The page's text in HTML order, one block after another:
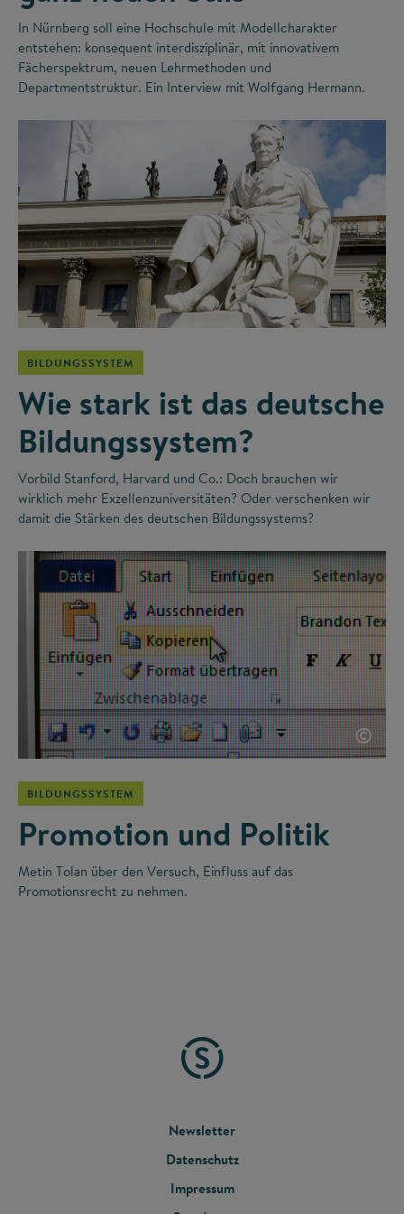
In Nürnberg soll eine Hochschule mit Modellcharakter
entstehen: konsequent interdisziplinär, mit innovativem
Fächerspektrum, neuen Lehrmethoden und
Departmentstruktur. Ein Interview mit Wolfgang Hermann.
©
BILDUNGSSYSTEM
Wie stark ist das deutsche
Bildungssystem?
Vorbild Stanford, Harvard und Co.: Doch brauchen wir
wirklich mehr Exzellenzuniversitäten? Oder verschenken wir
damit die Stärken des deutschen Bildungssystems?
©
BILDUNGSSYSTEM
Promotion und Politik
Metin Tolan über den Versuch, Einfluss auf das
Promotionsrecht zu nehmen.
FOOTER
MENU
Newsletter
Datenschutz
Impressum